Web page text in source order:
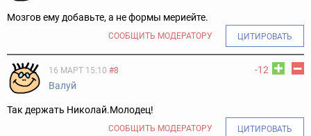
Мозгов ему добавьте, а не формы мериейте.
СООБЩИТЬ МОДЕРАТОРУ ЦИТИРОВАТЬ
-12
16 МАРТ 15:10 #8
Валуй
Так держать Николай.Молодец!
СООБЩИТЬ МОДЕРАТОРУ ЦИТИРОВАТЬ